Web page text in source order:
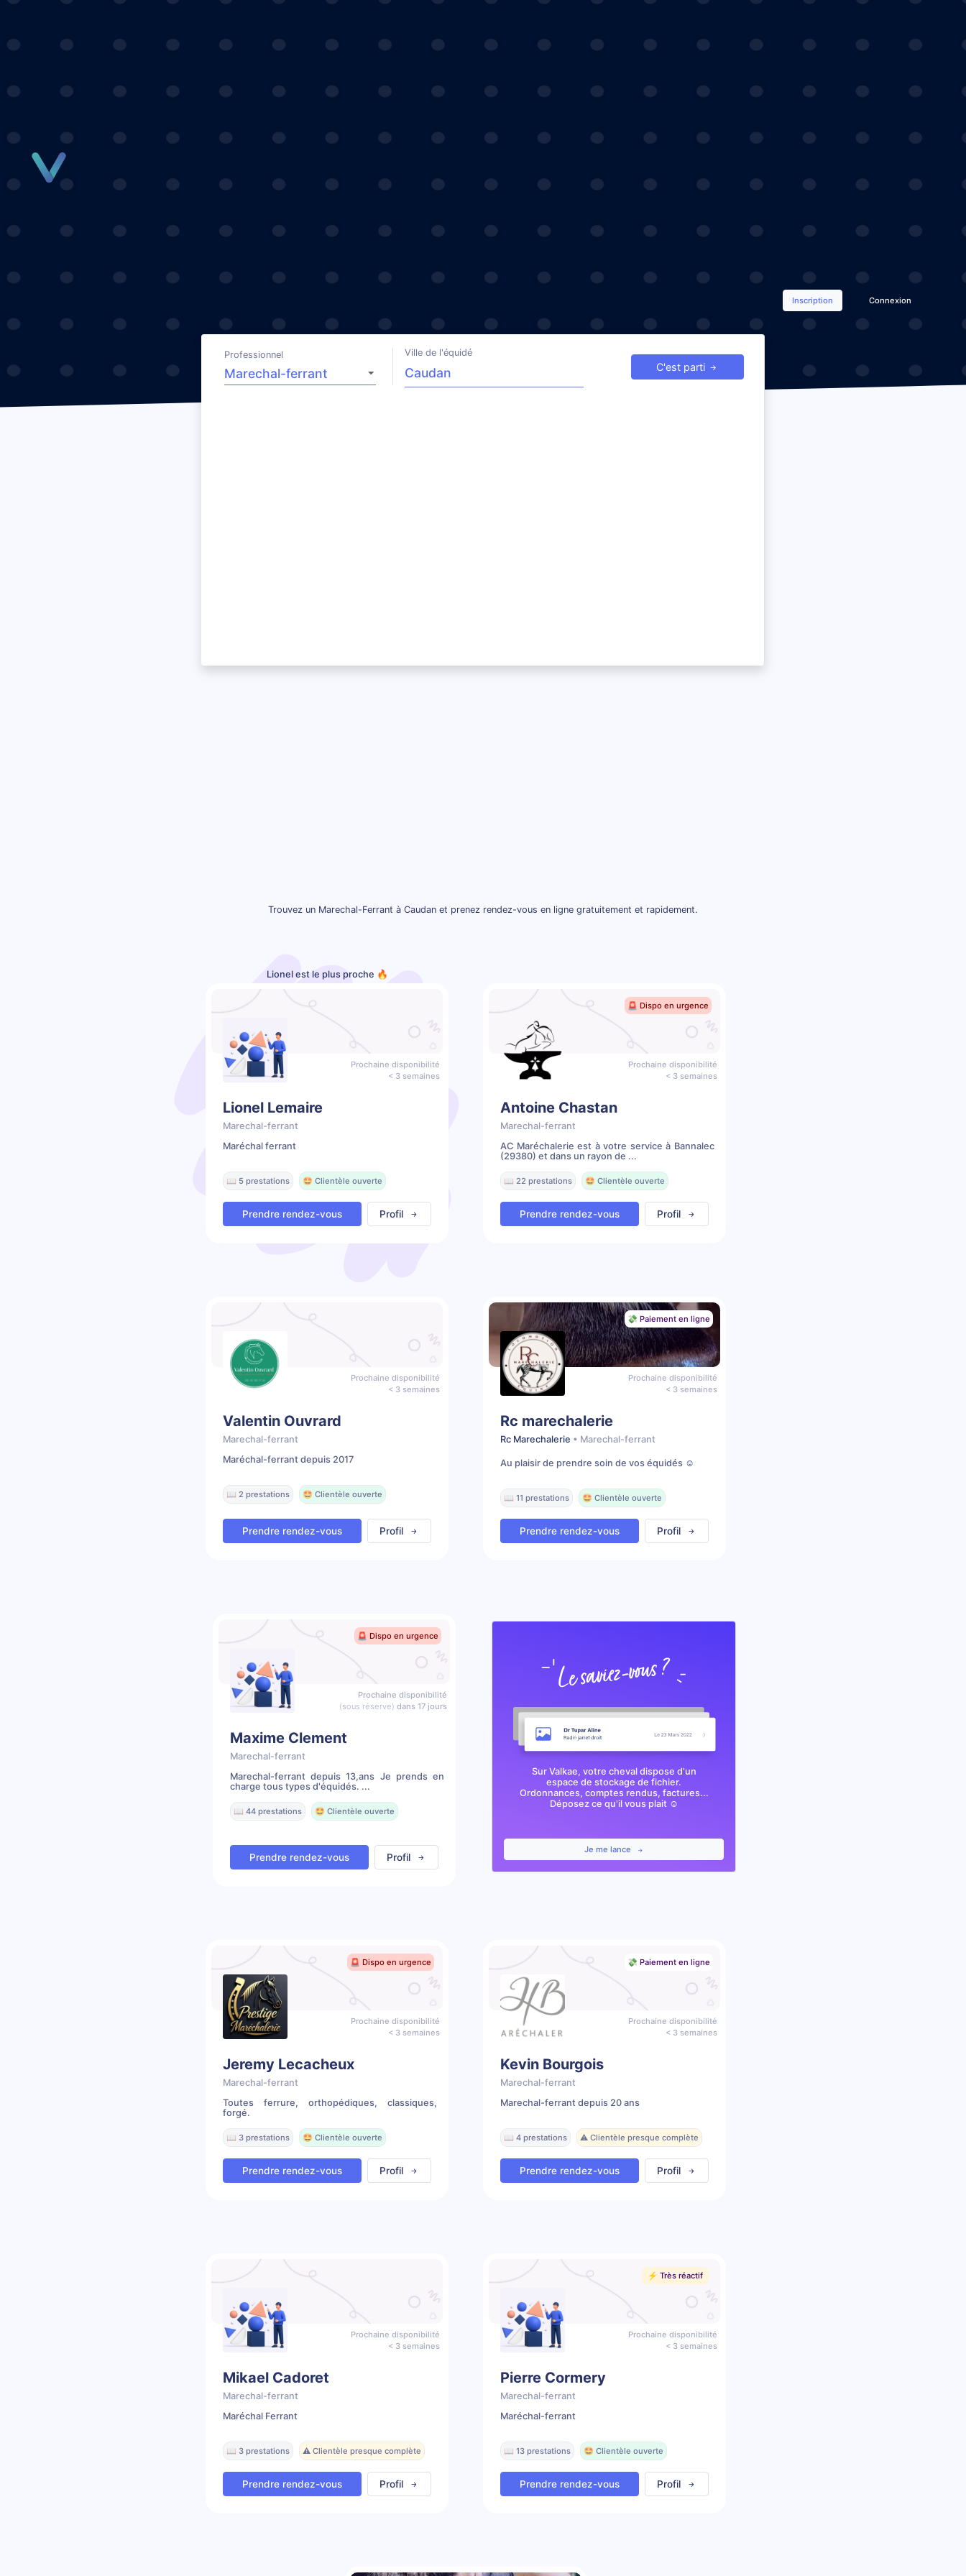
Inscription Connexion
Professionnel Ville de l'équidé
C'est parti
Trouvez un Marechal-Ferrant à Caudan et prenez rendez-vous en ligne gratuitement et rapidement.
Lionel est le plus proche 🔥
Prochaine disponibilité
< 3 semaines
Lionel Lemaire
Marechal-ferrant
Maréchal ferrant
📖 5 prestations 🤩 Clientèle ouverte
Prendre rendez-vous Profil
🚨 Dispo en urgence
Prochaine disponibilité
< 3 semaines
Antoine Chastan
Marechal-ferrant
AC Maréchalerie est à votre service à Bannalec
(29380) et dans un rayon de ...
📖 22 prestations 🤩 Clientèle ouverte
Prendre rendez-vous Profil
Prochaine disponibilité
< 3 semaines
Valentin Ouvrard
Marechal-ferrant
Maréchal-ferrant depuis 2017
📖 2 prestations 🤩 Clientèle ouverte
Prendre rendez-vous Profil
💸 Paiement en ligne
Prochaine disponibilité
< 3 semaines
Rc marechalerie
Rc Marechalerie • Marechal-ferrant
Au plaisir de prendre soin de vos équidés ☺️
📖 11 prestations 🤩 Clientèle ouverte
Prendre rendez-vous Profil
🚨 Dispo en urgence
Prochaine disponibilité
(sous réserve) dans 17 jours
Maxime Clement
Marechal-ferrant
Marechal-ferrant depuis 13,ans Je prends en
charge tous types d'équidés. ...
📖 44 prestations 🤩 Clientèle ouverte
Prendre rendez-vous Profil
Sur Valkae, votre cheval dispose d'un
espace de stockage de fichier.
Ordonnances, comptes rendus, factures...
Déposez ce qu'il vous plait ☺️
Je me lance
🚨 Dispo en urgence
Prochaine disponibilité
< 3 semaines
Jeremy Lecacheux
Marechal-ferrant
Toutes ferrure, orthopédiques, classiques,
forgé.
📖 3 prestations 🤩 Clientèle ouverte
Prendre rendez-vous Profil
💸 Paiement en ligne
Prochaine disponibilité
< 3 semaines
Kevin Bourgois
Marechal-ferrant
Marechal-ferrant depuis 20 ans
📖 4 prestations ⚠️ Clientèle presque complète
Prendre rendez-vous Profil
Prochaine disponibilité
< 3 semaines
Mikael Cadoret
Marechal-ferrant
Maréchal Ferrant
📖 3 prestations ⚠️ Clientèle presque complète
Prendre rendez-vous Profil
⚡️ Très réactif
Prochaine disponibilité
< 3 semaines
Pierre Cormery
Marechal-ferrant
Maréchal-ferrant
📖 13 prestations 🤩 Clientèle ouverte
Prendre rendez-vous Profil